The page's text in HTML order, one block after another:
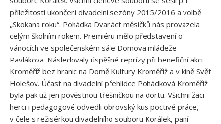
příležitosti ukončení divadelní sezóny 2015/2016 a volbě
„Skokana roku“. Pohádka Dvanáct měsíčků nás provázela
celým školním rokem. Premiéru mělo představení o
vánocích ve společenském sále Domova mládeže
Pavlákova. Následovaly úspěšné reprízy při benefiční akci
Kroměříž bez hranic na Domě Kultury Kroměříž a v kině Svět
Holešov. Účast na divadelní přehlídce Pohádková Kroměříž
byla pak už jen pověstnou třešničkou na dortu. Všichni žáci-
herci i pedagogové odvedli obrovský kus poctivé práce,
v čele s režisérkou divadelního souboru Korálek, paní